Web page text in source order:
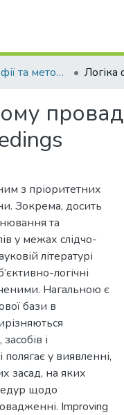
Історія філософії та методологія
з пріоритетних
Зокрема, досить
та
у межах слідчо-
літературі
логічні
Нагальною є
бази в
і
полягає у виявленні,
засад, на яких
щодо
Improving